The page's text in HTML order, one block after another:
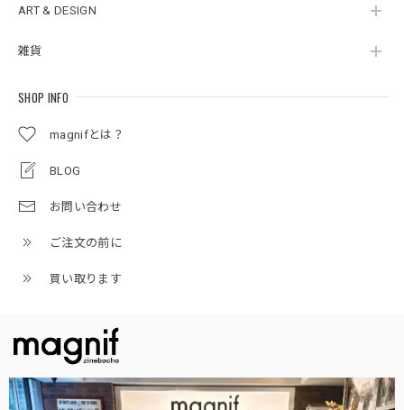
ART & DESIGN
雑貨
SHOP INFO
magnifとは？
BLOG
お問い合わせ
ご注文の前に
買い取ります